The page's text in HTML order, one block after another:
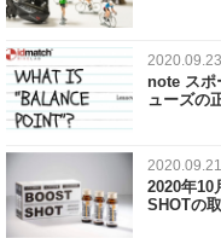
2020.09.23
note スポ
ューズの
2020.09.21
2020年10
SHOTの